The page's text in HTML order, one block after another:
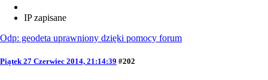
IP zapisane
Odp: geodeta uprawniony dzięki pomocy forum
Piątek 27 Czerwiec 2014, 21:14:39 #202